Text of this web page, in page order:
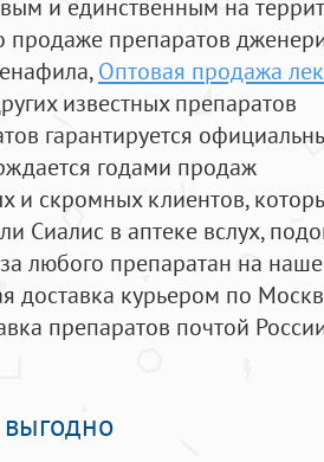
и единственным на
продаже препаратов
, Оптовая продажа
известных препаратов
гарантируется
годами продаж
и скромных клиентов,
Сиалис в аптеке вслух,
любого препаратан на
доставка курьером по
препаратов почтой
выгодно